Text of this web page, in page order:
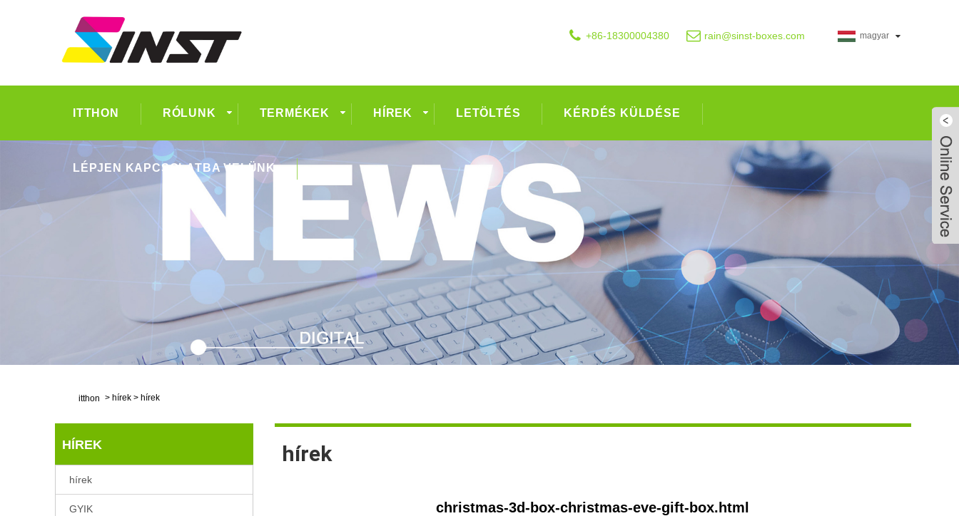
magyar
+86-18300004380 rain@sinst-boxes.com
ITTHON RÓLUNK TERMÉKEK HÍREK LETÖLTÉS KÉRDÉS KÜLDÉSE
LÉPJEN KAPCSOLATBA VELÜNK
itthon > hírek > hírek
HÍREK
hírek
GYIK
hírek
christmas-3d-box-christmas-eve-gift-box.html